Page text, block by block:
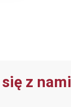
z nami